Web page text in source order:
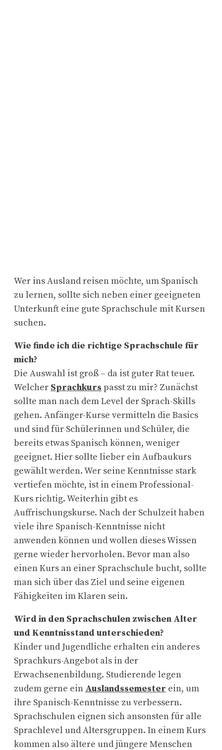
Wer ins Ausland reisen möchte, um Spanisch
zu lernen, sollte sich neben einer geeigneten
Unterkunft eine gute Sprachschule mit Kursen
suchen.
Wie finde ich die richtige Sprachschule für
mich?
Die Auswahl ist groß – da ist guter Rat teuer.
Welcher Sprachkurs passt zu mir? Zunächst
sollte man nach dem Level der Sprach-Skills
gehen. Anfänger-Kurse vermitteln die Basics
und sind für Schülerinnen und Schüler, die
bereits etwas Spanisch können, weniger
geeignet. Hier sollte lieber ein Aufbaukurs
gewählt werden. Wer seine Kenntnisse stark
vertiefen möchte, ist in einem Professional-
Kurs richtig. Weiterhin gibt es
Auffrischungskurse. Nach der Schulzeit haben
viele ihre Spanisch-Kenntnisse nicht
anwenden können und wollen dieses Wissen
gerne wieder hervorholen. Bevor man also
einen Kurs an einer Sprachschule bucht, sollte
man sich über das Ziel und seine eigenen
Fähigkeiten im Klaren sein.
Wird in den Sprachschulen zwischen Alter
und Kenntnisstand unterschieden?
Kinder und Jugendliche erhalten ein anderes
Sprachkurs-Angebot als in der
Erwachsenenbildung. Studierende legen
zudem gerne ein Auslandssemester ein, um
ihre Spanisch-Kenntnisse zu verbessern.
Sprachschulen eignen sich ansonsten für alle
Sprachlevel und Altersgruppen. In einem Kurs
kommen also ältere und jüngere Menschen